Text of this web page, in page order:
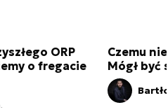
ORP
o fregacie
Czemu
Mógł być